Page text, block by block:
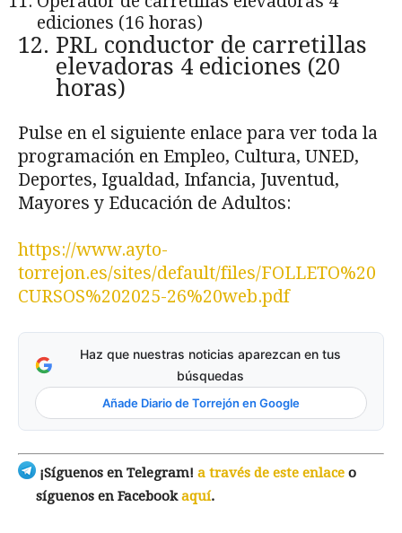
ediciones (16 horas)
PRL conductor de carretillas
elevadoras 4 ediciones (20
horas)
Pulse en el siguiente enlace para ver toda la
programación en Empleo, Cultura, UNED,
Deportes, Igualdad, Infancia, Juventud,
Mayores y Educación de Adultos:
https://www.ayto-
torrejon.es/sites/default/files/FOLLETO%20
CURSOS%202025-26%20web.pdf
Haz que nuestras noticias aparezcan en tus
búsquedas
Añade Diario de Torrejón en Google
¡Síguenos en Telegram! a través de este enlace o
síguenos en Facebookaquí.